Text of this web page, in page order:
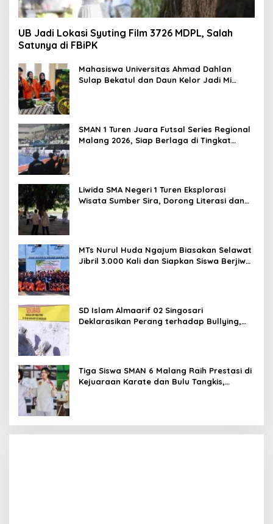
UB Jadi Lokasi Syuting Film 3726 MDPL, Salah
Satunya di FBiPK
Mahasiswa Universitas Ahmad Dahlan
Sulap Bekatul dan Daun Kelor Jadi Mi
SMAN 1 Turen Juara Futsal Series Regional
Malang 2026, Siap Berlaga di Tingkat
Liwida SMA Negeri 1 Turen Eksplorasi
Wisata Sumber Sira, Dorong Literasi dan
MTs Nurul Huda Ngajum Biasakan Selawat
Jibril 3.000 Kali dan Siapkan Siswa Berjiwa
SD Islam Almaarif 02 Singosari
Deklarasikan Perang terhadap Bullying,
Tiga Siswa SMAN 6 Malang Raih Prestasi di
Kejuaraan Karate dan Bulu Tangkis,